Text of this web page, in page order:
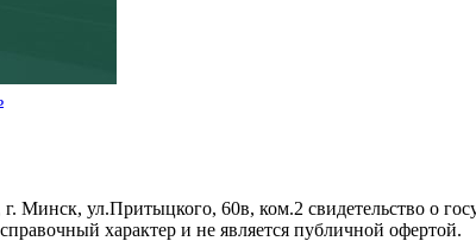
ул.Притыцкого, 60в, ком.2 свидетельство о
характер и не является публичной офертой.